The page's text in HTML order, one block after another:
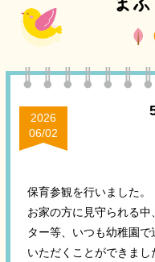
2026
06/02
保育参観を行いました。
お家の方に見守られる
ター等、いつも幼稚園
いただくことができまし